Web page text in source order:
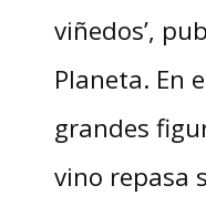
viñedos’,
Planeta. En
grandes
vino repasa